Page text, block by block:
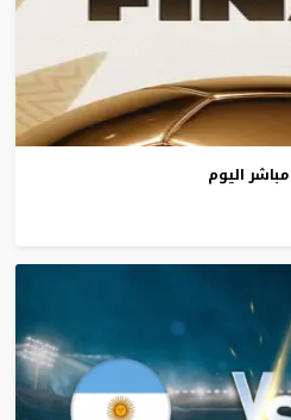
مباشر اليوم